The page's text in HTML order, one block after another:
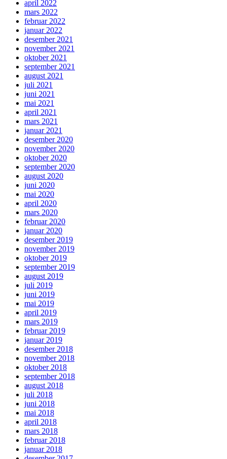
april 2022
mars 2022
februar 2022
januar 2022
desember 2021
november 2021
oktober 2021
september 2021
august 2021
juli 2021
juni 2021
mai 2021
april 2021
mars 2021
januar 2021
desember 2020
november 2020
oktober 2020
september 2020
august 2020
juni 2020
mai 2020
april 2020
mars 2020
februar 2020
januar 2020
desember 2019
november 2019
oktober 2019
september 2019
august 2019
juli 2019
juni 2019
mai 2019
april 2019
mars 2019
februar 2019
januar 2019
desember 2018
november 2018
oktober 2018
september 2018
august 2018
juli 2018
juni 2018
mai 2018
april 2018
mars 2018
februar 2018
januar 2018